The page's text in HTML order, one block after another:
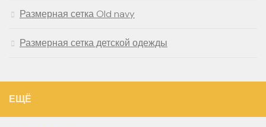
Размерная сетка Old navy
Размерная сетка детской одежды
ЕЩЁ